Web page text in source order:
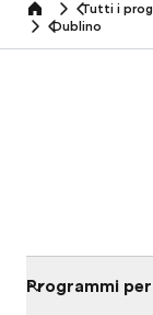
home Tutti i
Dublino
Programmi